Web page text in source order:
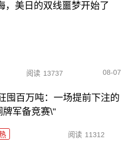
，美日的双线噩梦开始了
阅读 13737 08-07
囤百万吨：一场提前下注的
牌军备竞赛\"
阅读 11312